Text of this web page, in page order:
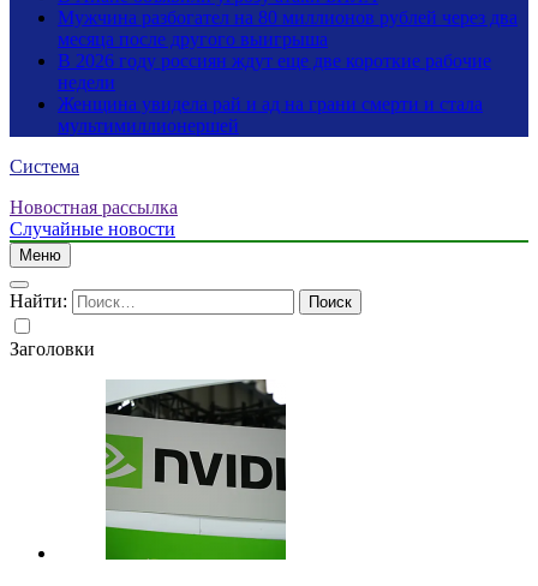
Мужчина разбогател на 80 миллионов рублей через два
месяца после другого выигрыша
В 2026 году россиян ждут еще две короткие рабочие
недели
Женщина увидела рай и ад на грани смерти и стала
мультимиллионершей
Система
Новостная рассылка
Случайные новости
Меню
Найти:
Заголовки